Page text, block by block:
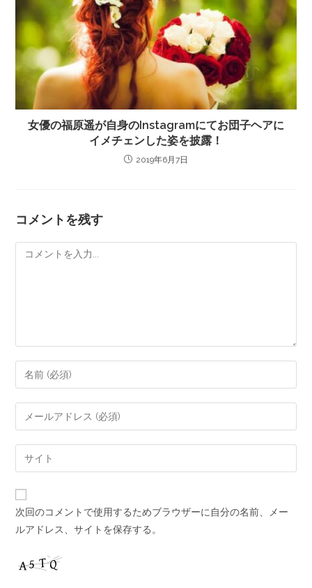
女優の福原遥が自身のInstagramにてお団子ヘアに
イメチェンした姿を披露！
2019年6月7日
コメントを残す
次回のコメントで使用するためブラウザーに自分の名前、メー
ルアドレス、サイトを保存する。